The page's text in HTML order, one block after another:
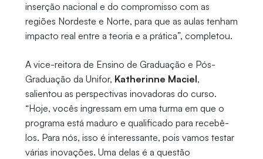
inserção nacional e do compromisso com as
regiões Nordeste e Norte, para que as aulas tenham
impacto real entre a teoria e a prática”, completou.
A vice-reitora de Ensino de Graduação e Pós-
Graduação da Unifor, Katherinne Maciel,
salientou as perspectivas inovadoras do curso.
“Hoje, vocês ingressam em uma turma em que o
programa está maduro e qualificado para recebê-
los. Para nós, isso é interessante, pois vamos testar
várias inovações. Uma delas é a questão